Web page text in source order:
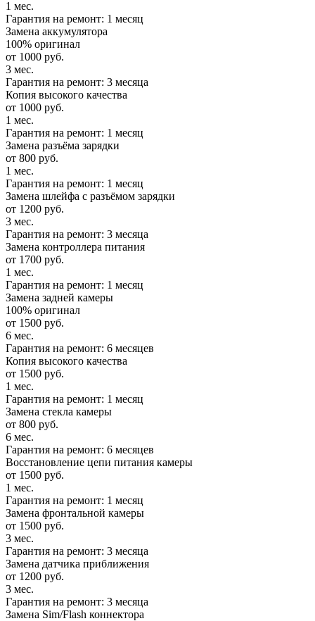
1 мес.
Гарантия на ремонт: 1 месяц
Замена аккумулятора
100% оригинал
от 1000 руб.
3 мес.
Гарантия на ремонт: 3 месяца
Копия высокого качества
от 1000 руб.
1 мес.
Гарантия на ремонт: 1 месяц
Замена разъёма зарядки
от 800 руб.
1 мес.
Гарантия на ремонт: 1 месяц
Замена шлейфа с разъёмом зарядки
от 1200 руб.
3 мес.
Гарантия на ремонт: 3 месяца
Замена контроллера питания
от 1700 руб.
1 мес.
Гарантия на ремонт: 1 месяц
Замена задней камеры
100% оригинал
от 1500 руб.
6 мес.
Гарантия на ремонт: 6 месяцев
Копия высокого качества
от 1500 руб.
1 мес.
Гарантия на ремонт: 1 месяц
Замена стекла камеры
от 800 руб.
6 мес.
Гарантия на ремонт: 6 месяцев
Восстановление цепи питания камеры
от 1500 руб.
1 мес.
Гарантия на ремонт: 1 месяц
Замена фронтальной камеры
от 1500 руб.
3 мес.
Гарантия на ремонт: 3 месяца
Замена датчика приближения
от 1200 руб.
3 мес.
Гарантия на ремонт: 3 месяца
Замена Sim/Flash коннектора